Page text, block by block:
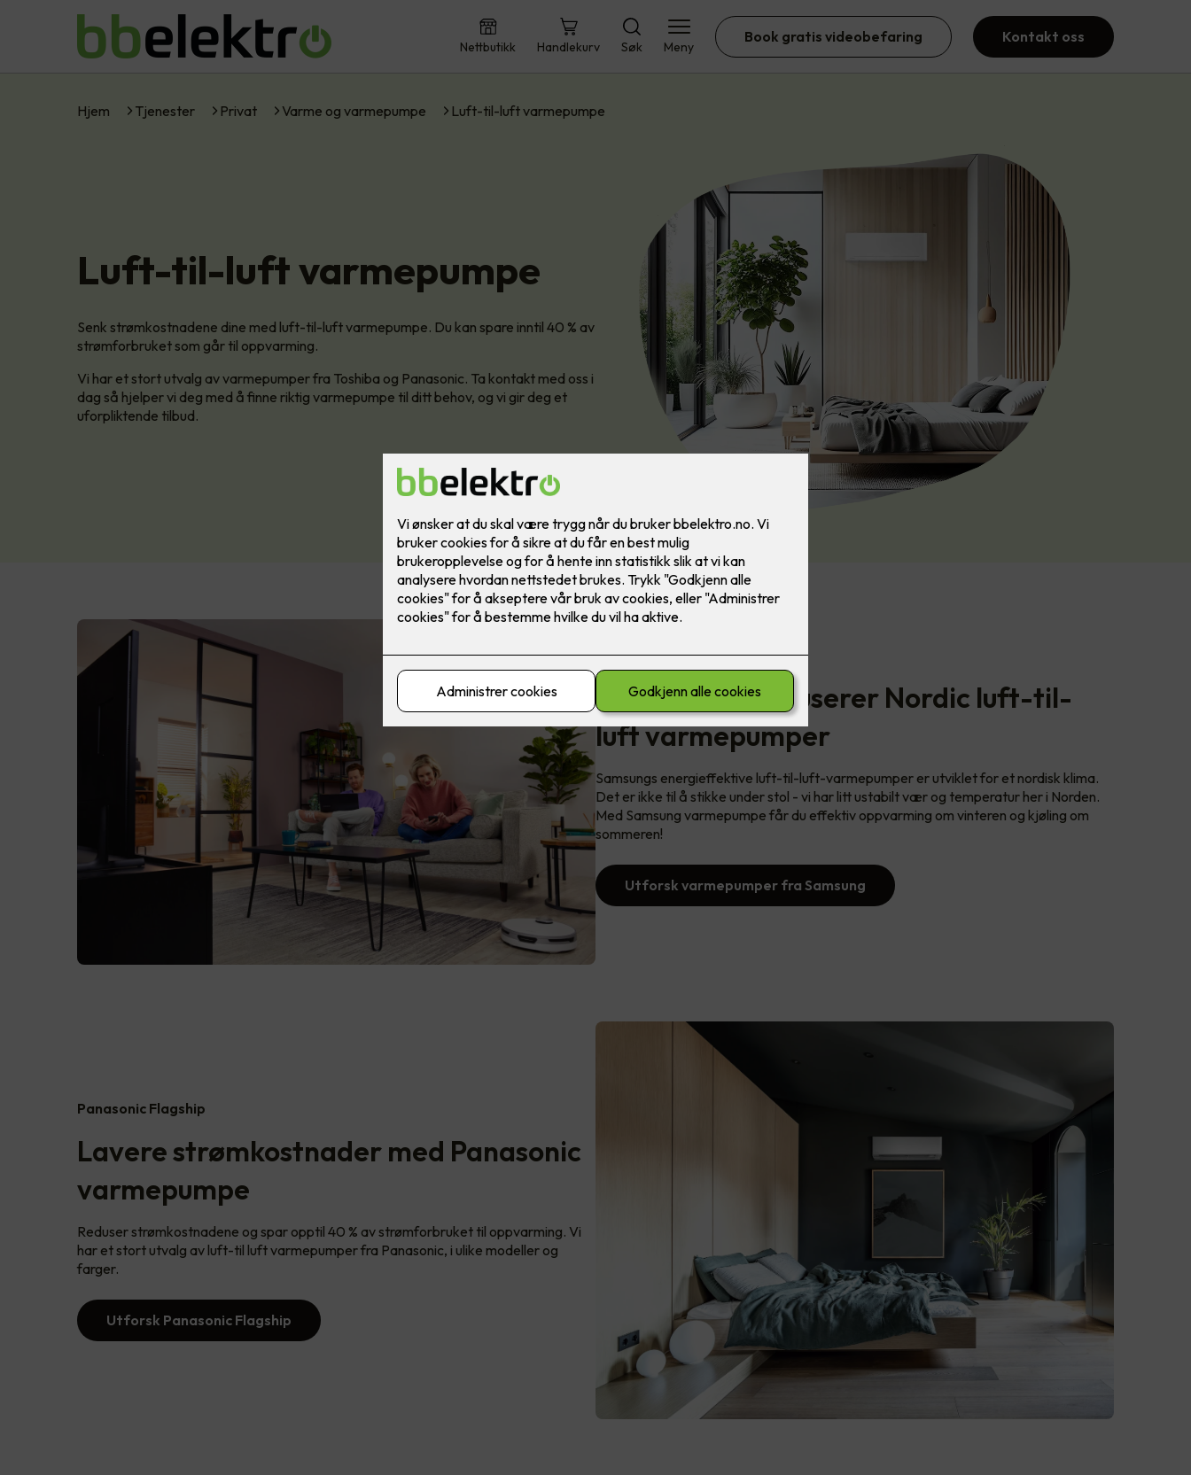
Nettbutikk Handlekurv Søk Meny
Book gratis videobefaring Kontakt oss
Hjem Tjenester Privat Varme og varmepumpe Luft-til-luft varmepumpe
Luft-til-luft varmepumpe
Senk strømkostnadene dine med luft-til-luft varmepumpe. Du kan spare inntil 40 % av
strømforbruket som går til oppvarming.
Vi har et stort utvalg av varmepumper fra Toshiba og Panasonic. Ta kontakt med oss i
dag så hjelper vi deg med å finne riktig varmepumpe til ditt behov, og vi gir deg et
uforpliktende tilbud.
Samsung introduserer Nordic luft-til-
luft varmepumper
Samsungs energieffektive luft-til-luft-varmepumper er utviklet for et nordisk klima.
Det er ikke til å stikke under stol - vi har litt ustabilt vær og temperatur her i Norden.
Med Samsung varmepumpe får du effektiv oppvarming om vinteren og kjøling om
sommeren!
Utforsk varmepumper fra Samsung
Panasonic Flagship
Lavere strømkostnader med Panasonic
varmepumpe
Reduser strømkostnadene og spar opptil 40 % av strømforbruket til oppvarming. Vi
har et stort utvalg av luft-til luft varmepumper fra Panasonic, i ulike modeller og
farger.
Utforsk Panasonic Flagship